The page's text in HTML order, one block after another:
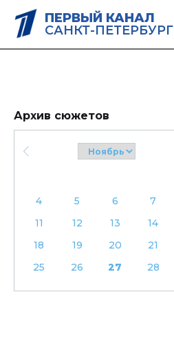
ПЕРВЫЙ КАНАЛ
САНКТ-ПЕТЕРБУРГ
Архив сюжетов
4
5 6 7
11
12 13 14
18
19 20 21
25
26 27 28